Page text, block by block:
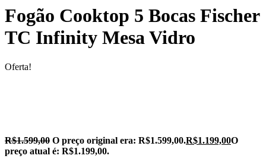
Fogão Cooktop 5 Bocas Fischer
TC Infinity Mesa Vidro
Oferta!
R$1.599,00 O preço original era: R$1.599,00.R$1.199,00O
preço atual é: R$1.199,00.